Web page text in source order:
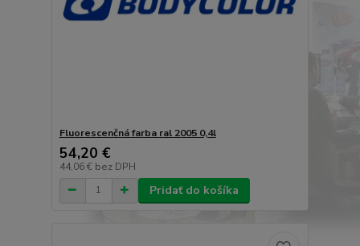
Fluorescenčná farba ral 2005 0,4l
54,20 €
44,06 € bez DPH
Pridať do košíka